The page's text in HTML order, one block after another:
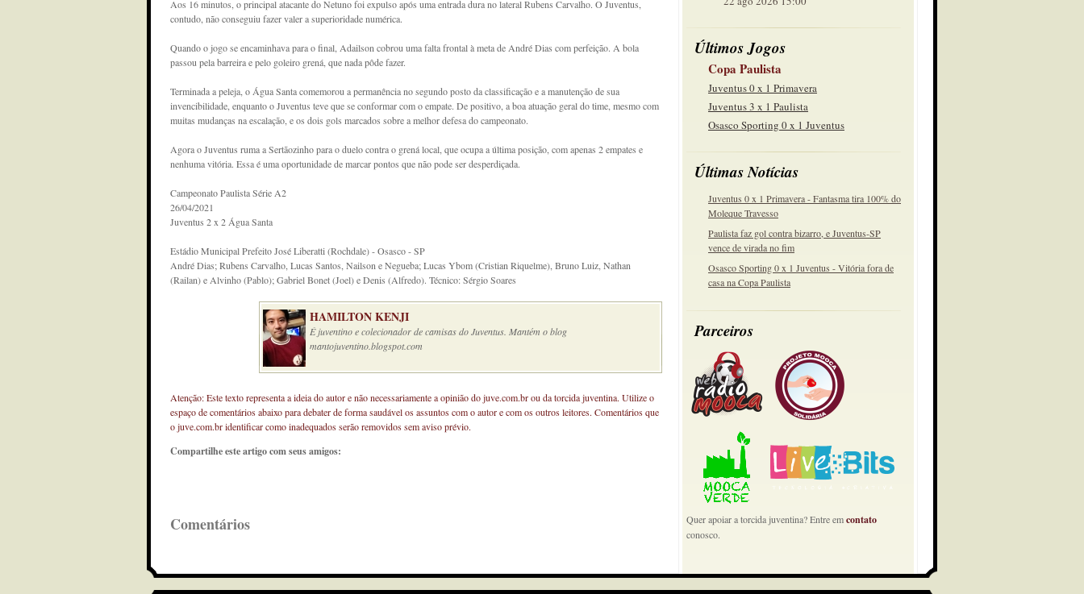
Últimos Jogos
Copa Paulista
Juventus 0 x 1 Primavera
Juventus 3 x 1 Paulista
Osasco Sporting 0 x 1 Juventus
Últimas Notícias
Juventus 0 x 1 Primavera - Fantasma tira 100% do
Moleque Travesso
Paulista faz gol contra bizarro, e Juventus-SP
vence de virada no fim
Osasco Sporting 0 x 1 Juventus - Vitória fora de
casa na Copa Paulista
Parceiros
Quer apoiar a torcida juventina? Entre emcontato
conosco.
Aos 16 minutos, o principal atacante do Netuno foi expulso após uma entrada dura no lateral Rubens Carvalho. O Juventus,
contudo, não conseguiu fazer valer a superioridade numérica.
Quando o jogo se encaminhava para o final, Adailson cobrou uma falta frontal à meta de André Dias com perfeição. A bola
passou pela barreira e pelo goleiro grená, que nada pôde fazer.
Terminada a peleja, o Água Santa comemorou a permanência no segundo posto da classificação e a manutenção de sua
invencibilidade, enquanto o Juventus teve que se conformar com o empate. De positivo, a boa atuação geral do time, mesmo com
muitas mudanças na escalação, e os dois gols marcados sobre a melhor defesa do campeonato.
Agora o Juventus ruma a Sertãozinho para o duelo contra o grená local, que ocupa a última posição, com apenas 2 empates e
nenhuma vitória. Essa é uma oportunidade de marcar pontos que não pode ser desperdiçada.
Campeonato Paulista Série A2
26/04/2021
Juventus 2 x 2 Água Santa
Estádio Municipal Prefeito José Liberatti (Rochdale) - Osasco - SP
André Dias; Rubens Carvalho, Lucas Santos, Nailson e Negueba; Lucas Ybom (Cristian Riquelme), Bruno Luiz, Nathan
(Railan) e Alvinho (Pablo); Gabriel Bonet (Joel) e Denis (Alfredo). Técnico: Sérgio Soares
HAMILTON KENJI
É juventino e colecionador de camisas do Juventus. Mantém o blog
mantojuventino.blogspot.com
Atenção: Este texto representa a ideia do autor e não necessariamente a opinião do juve.com.br ou da torcida juventina. Utilize o
espaço de comentários abaixo para debater de forma saudável os assuntos com o autor e com os outros leitores. Comentários que
o juve.com.br identificar como inadequados serão removidos sem aviso prévio.
Compartilhe este artigo com seus amigos:
Comentários